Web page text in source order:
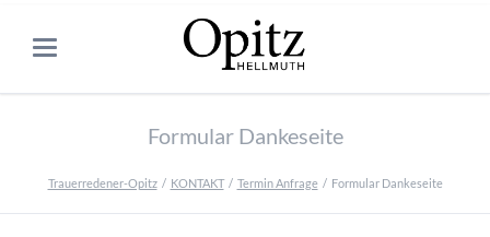
Formular Dankeseite
Trauerredener-Opitz KONTAKT Termin Anfrage Formular Dankeseite